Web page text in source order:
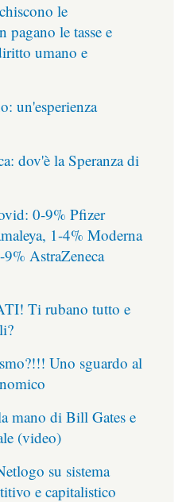
le
le tasse e
umano e
un'esperienza
dov'è la Speranza di
0-9% Pfizer
1-4% Moderna
AstraZeneca
Ti rubano tutto e
Uno sguardo al
mano di Bill Gates e
(video)
su sistema
e capitalistico